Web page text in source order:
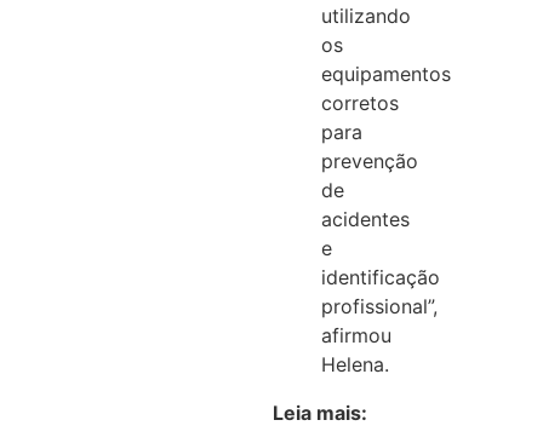
utilizando
os
equipamentos
corretos
para
prevenção
de
acidentes
e
identificação
profissional”,
afirmou
Helena.
Leia mais: